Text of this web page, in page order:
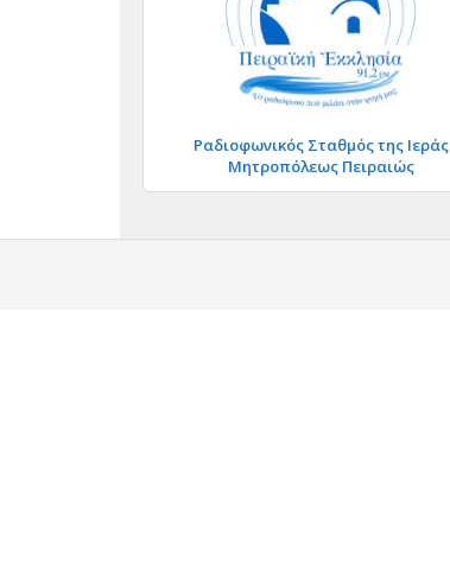
Ραδιοφωνικός Σταθμός της Ιεράς
Μητροπόλεως Πειραιώς